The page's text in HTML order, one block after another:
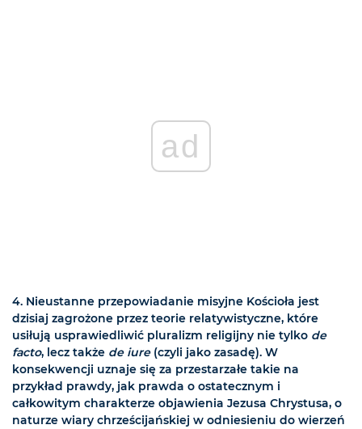
ad
4. Nieustanne przepowiadanie misyjne Kościoła jest
dzisiaj zagrożone przez teorie relatywistyczne, które
usiłują usprawiedliwić pluralizm religijny nie tylko de
facto, lecz także de iure(czyli jako zasadę). W
konsekwencji uznaje się za przestarzałe takie na
przykład prawdy, jak prawda o ostatecznym i
całkowitym charakterze objawienia Jezusa Chrystusa, o
naturze wiary chrześcijańskiej w odniesieniu do wierzeń